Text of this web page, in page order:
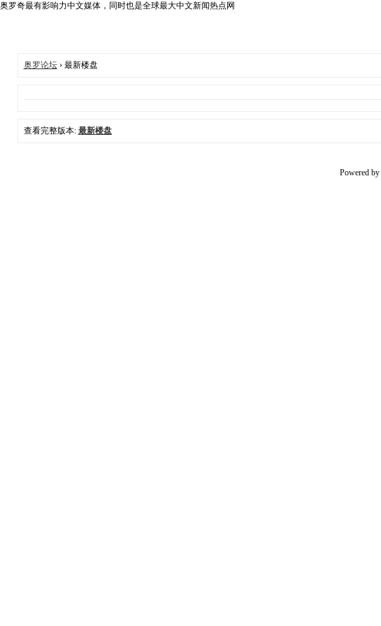
奥罗奇最有影响力中文媒体，同时也是全球最大中文新闻热点网
奥罗论坛› 最新楼盘
查看完整版本: 最新楼盘
Powered by